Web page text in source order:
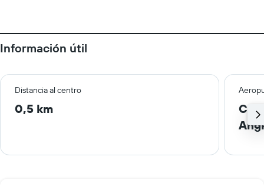
Información útil
Distancia al centro
0,5 km